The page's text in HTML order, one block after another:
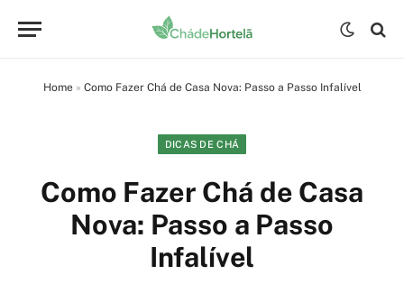
Home» Como Fazer Chá de Casa Nova: Passo a Passo Infalível
DICAS DE CHÁ
Como Fazer Chá de Casa
Nova: Passo a Passo
Infalível